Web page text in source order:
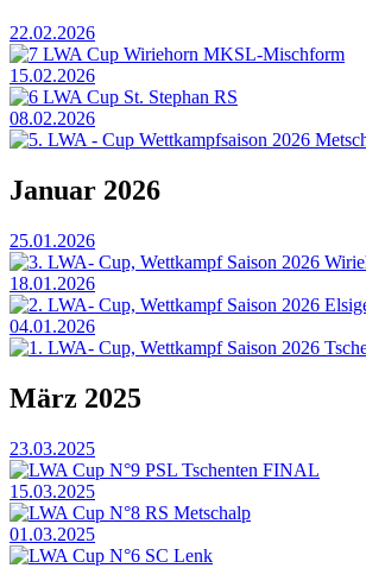
22.02.2026
7 LWA Cup Wiriehorn MKSL-Mischform
15.02.2026
6 LWA Cup St. Stephan RS
08.02.2026
5. LWA - Cup Wettkampfsaison 2026
Januar 2026
25.01.2026
3. LWA- Cup, Wettkampf Saison 2026
18.01.2026
2. LWA- Cup, Wettkampf Saison 2026
04.01.2026
1. LWA- Cup, Wettkampf Saison 2026
März 2025
23.03.2025
LWA Cup N°9 PSL Tschenten FINAL
15.03.2025
LWA Cup N°8 RS Metschalp
01.03.2025
LWA Cup N°6 SC Lenk